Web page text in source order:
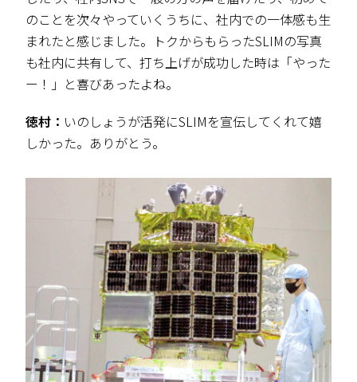
のことを次々やっていくうちに、社内での一体感も生
まれたと感じました。トクからもらったSLIMの写真
も社内に共有して、打ち上げが成功した時は「やった
ー！」と喜びあったよね。
徳村： いのしょうが活発にSLIMを宣伝してくれて嬉
しかった。ありがとう。